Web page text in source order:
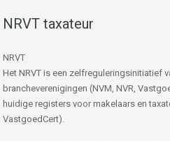
NRVT taxateur
NRVT
Het NRVT is een zelfreguleringsinitiatief
brancheverenigingen (NVM, NVR,
huidige registers voor makelaars en
VastgoedCert).